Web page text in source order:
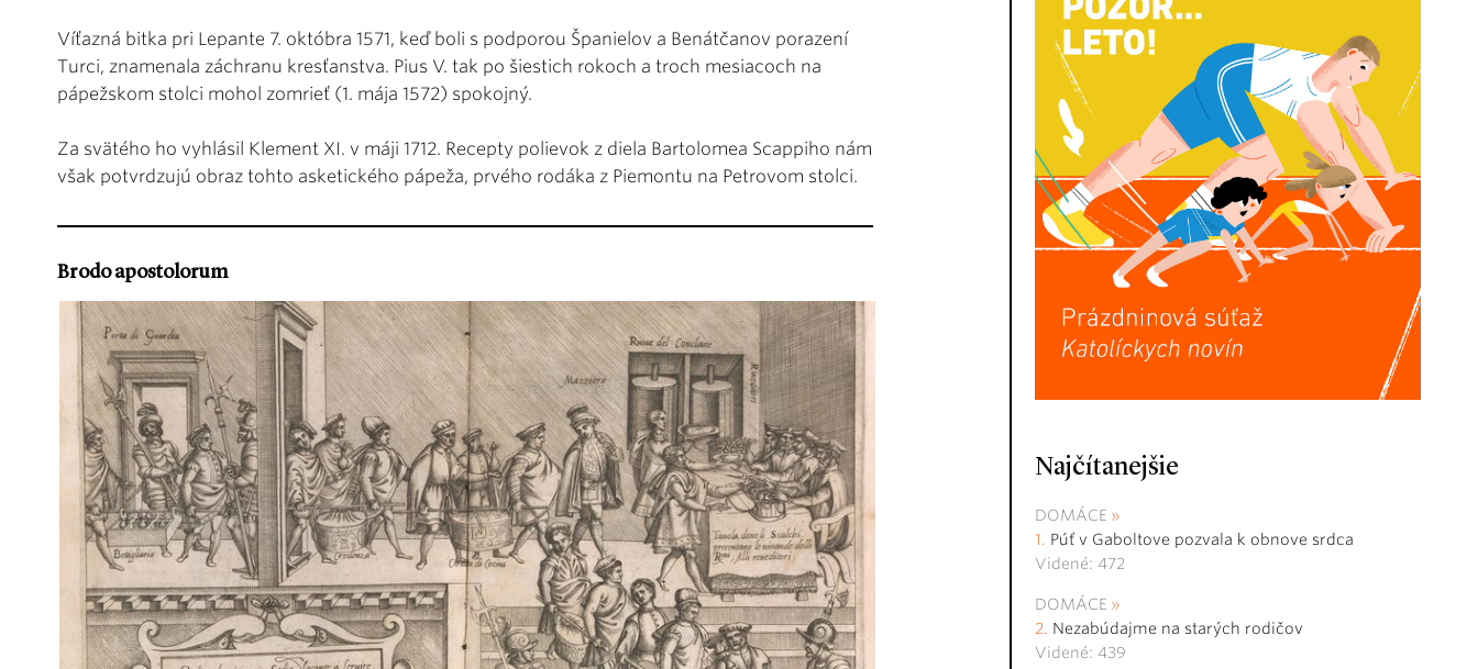
Víťazná bitka pri Lepante 7. októbra 1571, keď boli s podporou Španielov a Benátčanov porazení
Turci, znamenala záchranu kresťanstva. Pius V. tak po šiestich rokoch a troch mesiacoch na
pápežskom stolci mohol zomrieť (1. mája 1572) spokojný.
Za svätého ho vyhlásil Klement XI. v máji 1712. Recepty polievok z diela Bartolomea Scappiho nám
však potvrdzujú obraz tohto asketického pápeža, prvého rodáka z Piemontu na Petrovom stolci.
Brodo apostolorum
Najčítanejšie
DOMÁCE
Púť v Gaboltove pozvala k obnove srdca
Videné: 472
DOMÁCE
Nezabúdajme na starých rodičov
Videné: 439